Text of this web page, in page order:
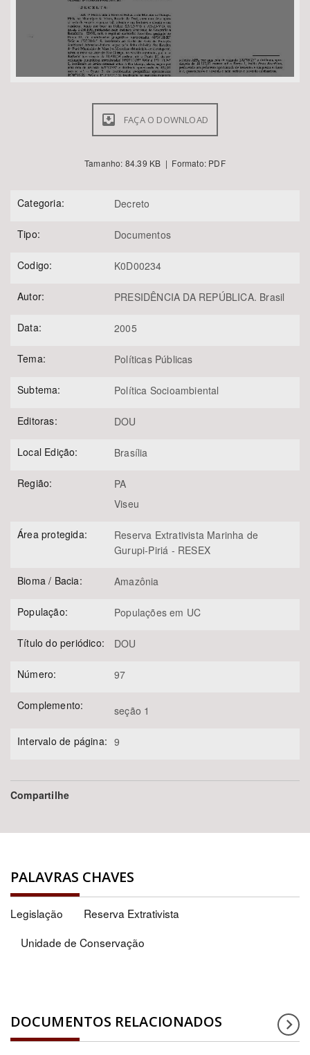
FAÇA O DOWNLOAD
Tamanho: 84.39 KB | Formato: PDF
Categoria: Decreto
Tipo: Documentos
Codigo: K0D00234
Autor: PRESIDÊNCIA DA REPÚBLICA. Brasil
Data: 2005
Tema: Políticas Públicas
Subtema: Política Socioambiental
Editoras: DOU
Local Edição: Brasília
Região:
PA
Viseu
Área protegida:
Reserva Extrativista Marinha de
Gurupi-Piriá - RESEX
Bioma / Bacia: Amazônia
População: Populações em UC
Título do periódico: DOU
Número: 97
Complemento: seção 1
Intervalo de página: 9
Compartilhe
PALAVRAS CHAVES
Legislação
Reserva Extrativista
Unidade de Conservação
DOCUMENTOS RELACIONADOS